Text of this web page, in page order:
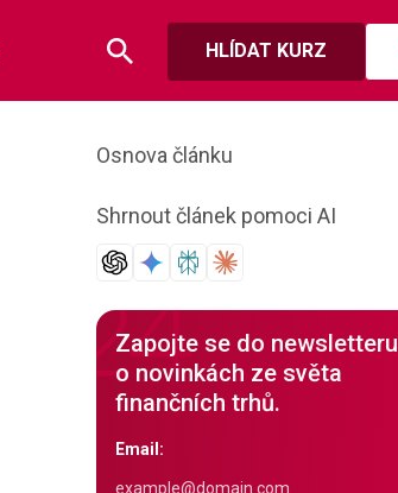
HLÍDAT KURZ
Osnova článku
Shrnout článek pomoci AI
Zapojte se do newsletteru
o novinkách ze světa
finančních trhů.
Email: